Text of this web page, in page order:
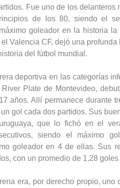
Fue uno de los
de los 80, siendo el
goleador en la historia
Valencia CF, dejó una
del fútbol mundial.
deportiva en las categorías
Plate de Montevideo,
años. Allí permanece durante
gol cada dos partidos. Sus
que lo fichó en el
siendo el máximo
goleador en 4 de ellas. Sus
con un promedio de 1,28
era, por derecho propio,